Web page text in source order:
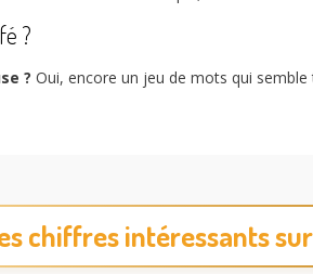
?
? Oui, encore un jeu de mots qui
chiffres intéressants